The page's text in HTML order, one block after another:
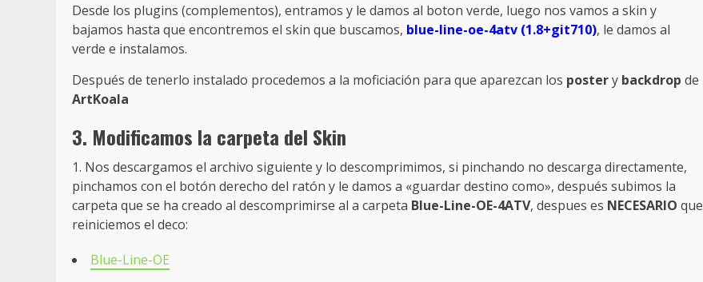
Desde los plugins (complementos), entramos y le damos al boton verde, luego nos vamos a skin y
bajamos hasta que encontremos el skin que buscamos, blue-line-oe-4atv (1.8+git710), le damos al
verde e instalamos.
Después de tenerlo instalado procedemos a la moficiación para que aparezcan los postery backdrop de
ArtKoala
3. Modificamos la carpeta del Skin
1. Nos descargamos el archivo siguiente y lo descomprimimos, si pinchando no descarga directamente,
pinchamos con el botón derecho del ratón y le damos a «guardar destino como», después subimos la
carpeta que se ha creado al descomprimirse al a carpeta Blue-Line-OE-4ATV, despues es NECESARIO que
reiniciemos el deco:
Blue-Line-OE